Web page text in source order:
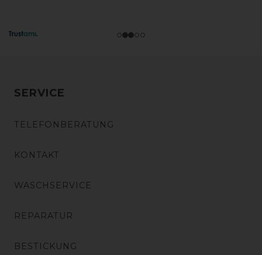
SERVICE
TELEFONBERATUNG
KONTAKT
WASCHSERVICE
REPARATUR
BESTICKUNG